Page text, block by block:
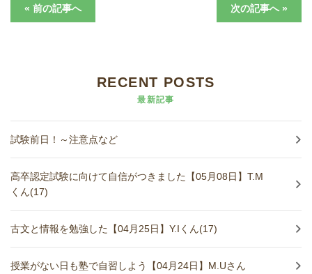
« 前の記事へ 次の記事へ »
RECENT POSTS
最新記事
試験前日！～注意点など
高卒認定試験に向けて自信がつきました【05月08日】T.M
くん(17)
古文と情報を勉強した【04月25日】Y.Iくん(17)
授業がない日も塾で自習しよう【04月24日】M.Uさん